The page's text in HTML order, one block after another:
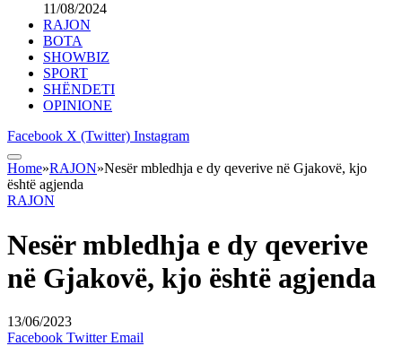
11/08/2024
RAJON
BOTA
SHOWBIZ
SPORT
SHËNDETI
OPINIONE
Facebook X (Twitter) Instagram
Home»RAJON»Nesër mbledhja e dy qeverive në Gjakovë, kjo
është agjenda
RAJON
Nesër mbledhja e dy qeverive
në Gjakovë, kjo është agjenda
13/06/2023
Facebook Twitter Email